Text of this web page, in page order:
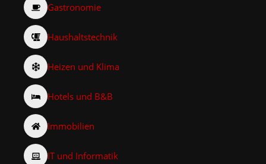
Gastronomie
Haushaltstechnik
Heizen und Klima
Hotels und B&B
Immobilien
IT und Informatik